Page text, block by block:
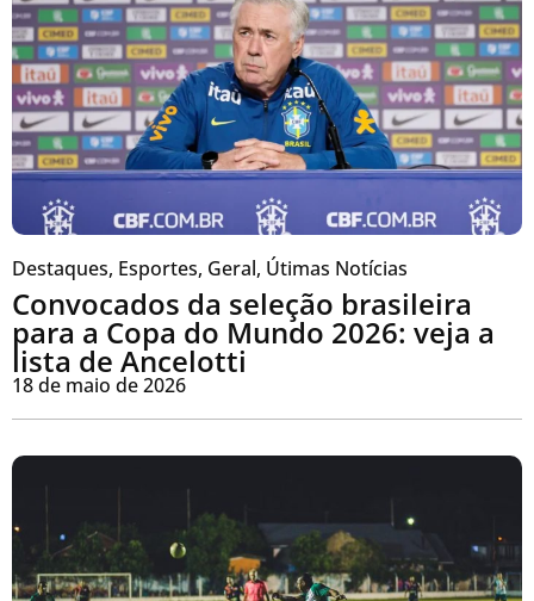
Destaques, Esportes, Geral, Útimas Notícias
Convocados da seleção brasileira
para a Copa do Mundo 2026: veja a
lista de Ancelotti
18 de maio de 2026